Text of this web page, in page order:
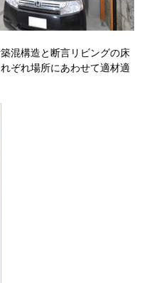
混構造と断言リビングの床
ぞれ場所にあわせて適材適